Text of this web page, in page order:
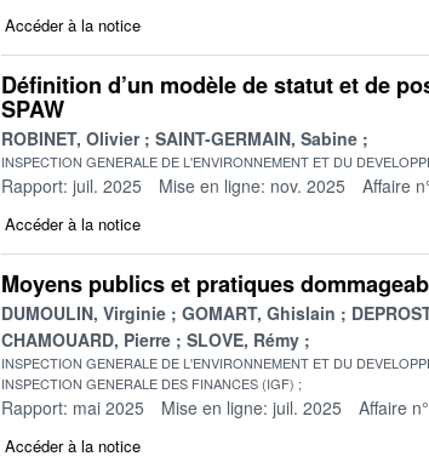
Accéder à la notice
Définition d’un modèle de statut et de
SPAW
ROBINET, Olivier SAINT-GERMAIN, Sabine
INSPECTION GENERALE DE L'ENVIRONNEMENT ET DU
Rapport: juil. 2025 Mise en ligne: nov. 2025 Affaire
Accéder à la notice
Moyens publics et pratiques
DUMOULIN, Virginie GOMART, Ghislain
CHAMOUARD, Pierre
SLOVE, Rémy
INSPECTION GENERALE DE L'ENVIRONNEMENT ET DU
INSPECTION GENERALE DES FINANCES (IGF)
Rapport: mai 2025 Mise en ligne: juil. 2025 Affaire
Accéder à la notice